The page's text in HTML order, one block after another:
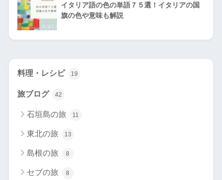
イタリア語の色の単語７５選！イタリアの国
旗の色や意味も解説
料理・レシピ 19
旅ブログ 42
石垣島の旅 11
東北の旅 13
島根の旅 8
セブの旅 8